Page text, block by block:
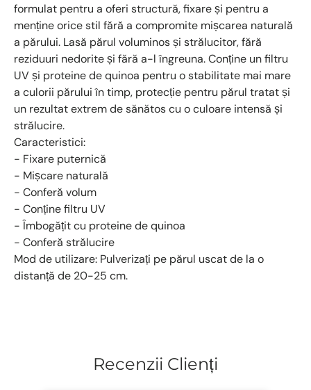
formulat pentru a oferi structură, fixare și pentru a
menține orice stil fără a compromite mișcarea naturală
a părului. Lasă părul voluminos și strălucitor, fără
reziduuri nedorite și fără a-l îngreuna. Conține un filtru
UV și proteine de quinoa pentru o stabilitate mai mare
a culorii părului în timp, protecție pentru părul tratat și
un rezultat extrem de sănătos cu o culoare intensă și
strălucire.
Caracteristici:
- Fixare puternică
- Mișcare naturală
- Conferă volum
- Conține filtru UV
- Îmbogățit cu proteine de quinoa
- Conferă strălucire
Mod de utilizare: Pulverizați pe părul uscat de la o
distanță de 20-25 cm.
Recenzii Clienți